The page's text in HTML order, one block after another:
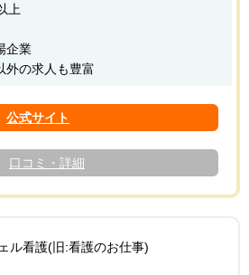
上
企業
外の求人も豊富
口コミ・詳細